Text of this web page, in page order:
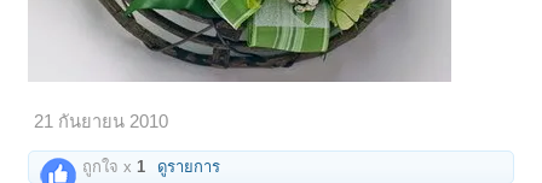
21 กันยายน 2010
ถูกใจ x 1 ดูรายการ